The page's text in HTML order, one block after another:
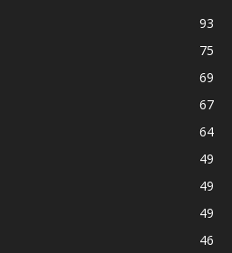
93
75
69
67
64
49
49
49
46